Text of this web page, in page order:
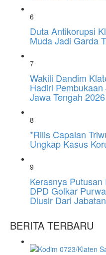
6
Duta Antikorupsi
Muda Jadi Garda
7
Wakili Dandim
Hadiri
Jawa Tengah 2026
8
*Rilis Capaian
Ungkap Kasus
9
Kerasnya
DPD Golkar
Diusir Dari
BERITA TERBARU